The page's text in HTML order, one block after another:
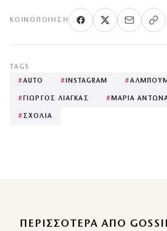
ΚΟΙΝΟΠΟΊΗΣΗ
TAGS
#AUTO #INSTAGRAM #
#ΓΙΩΡΓΟΣ ΛΙΑΓΚΑΣ #ΜΑΡΙΑ
# ΣΧΟΛΙΑ
ΠΕΡΙΣΣΌΤΕΡΑ ΑΠΌ